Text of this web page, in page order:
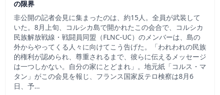
の限界
非公開の記者会見に集まったのは、約15人。全員が武装して
いた。8月上旬、コルシカ島で開かれたこの会合で、コルシカ
民族解放戦線・戦闘員同盟（FLNC-UC）のメンバーは、島の
外からやってくる人々に向けてこう告げた。「われわれの民族
的権利が認められ、尊重されるまで、彼らに伝えるメッセージ
は一つしかない。自分の家にとどまれ」。地元紙「コルス・マ
タン」がこの会見を報じ、フランス国家反テロ検察は8月6
日、予…